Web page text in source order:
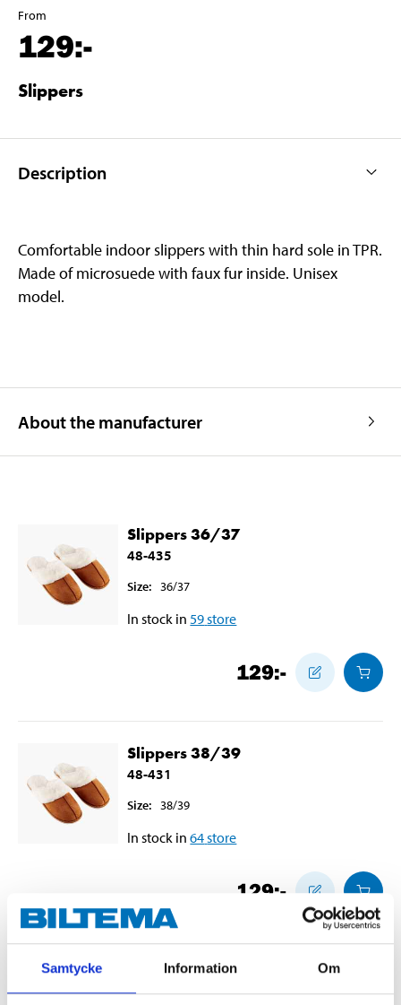
Samtycke Information Om
From
129:-
Slippers
Description
Comfortable indoor slippers with thin hard sole in TPR.
Made of microsuede with faux fur inside. Unisex
model.
About the manufacturer
Slippers 36/37
48-435
Size: 36/37
In stock in 59store
129:-
Slippers 38/39
48-431
Size: 38/39
In stock in 64store
129:-
Slippers 40/41
48-432